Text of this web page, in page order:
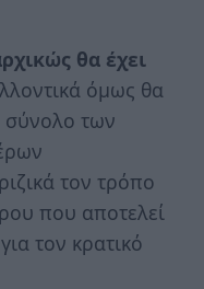
θα έχει
όμως θα
σύνολο των
τον τρόπο
που αποτελεί
τον κρατικό